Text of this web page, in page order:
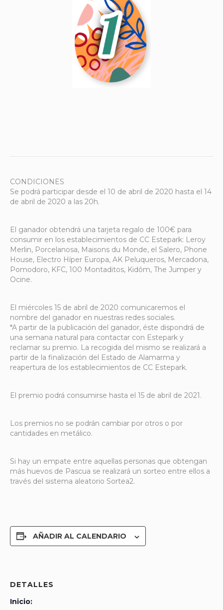
CONDICIONES
Se podrá participar desde el 10 de abril de 2020 hasta el 14
de abril de 2020 a las 20h.
El ganador obtendrá una tarjeta regalo de 100€ para
consumir en los establecimientos de CC Estepark: Leroy
Merlin, Porcelanosa, Maisons du Monde, el Salero, Phone
House, Electro Híper Europa, AK Peluqueros, Mercadona,
Pomodoro, KFC, 100 Montaditos, Kidôm, The Jumper y
Ocine.
El miércoles 15 de abril de 2020 comunicaremos el
nombre del ganador en nuestras redes sociales.
*A partir de la publicación del ganador, éste dispondrá de
una semana natural para contactar con Estepark y
reclamar su premio. La recogida del mismo se realizará a
partir de la finalización del Estado de Alamarma y
reapertura de los establecimientos de CC Estepark.
El premio podrá consumirse hasta el 15 de abril de 2021.
Los premios no se podrán cambiar por otros o por
cantidades en metálico.
Si hay un empate entre aquellas personas que obtengan
más huevos de Pascua se realizará un sorteo entre ellos a
través del sistema aleatorio Sortea2.
AÑADIR AL CALENDARIO
DETALLES
Inicio: